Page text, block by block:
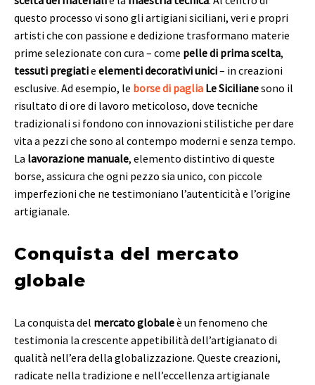
questo processo vi sono gli artigiani siciliani, veri e propri
artisti che con passione e dedizione trasformano materie
prime selezionate con cura – come pelle di prima scelta,
tessuti pregiatie elementi decorativi unici– in creazioni
esclusive. Ad esempio, le borse di paglia Le Sicilianesono il
risultato di ore di lavoro meticoloso, dove tecniche
tradizionali si fondono con innovazioni stilistiche per dare
vita a pezzi che sono al contempo moderni e senza tempo.
La lavorazione manuale, elemento distintivo di queste
borse, assicura che ogni pezzo sia unico, con piccole
imperfezioni che ne testimoniano l’autenticità e l’origine
artigianale.
Conquista del mercato
globale
La conquista del mercato globaleè un fenomeno che
testimonia la crescente appetibilità dell’artigianato di
qualità nell’era della globalizzazione. Queste creazioni,
radicate nella tradizione e nell’eccellenza artigianale